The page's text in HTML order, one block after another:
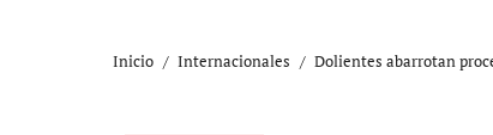
Inicio Internacionales Dolientes abarrotan